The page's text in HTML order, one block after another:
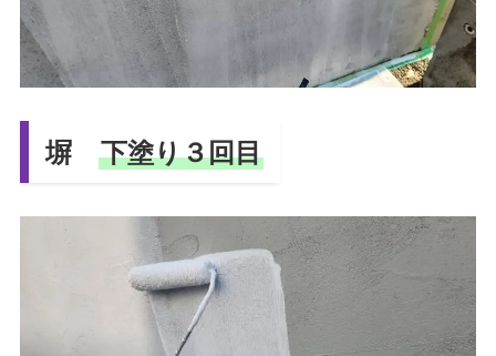
塀 下塗り３回目